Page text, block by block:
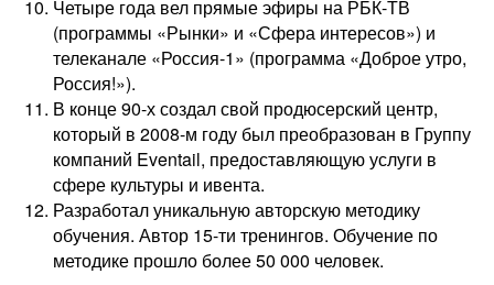
Четыре года вел прямые эфиры на РБК-ТВ
(программы «Рынки» и «Сфера интересов») и
телеканале «Россия-1» (программа «Доброе утро,
Россия!»).
В конце 90-х создал свой продюсерский центр,
который в 2008-м году был преобразован в Группу
компаний Eventail, предоставляющую услуги в
сфере культуры и ивента.
Разработал уникальную авторскую методику
обучения. Автор 15-ти тренингов. Обучение по
методике прошло более 50 000 человек.